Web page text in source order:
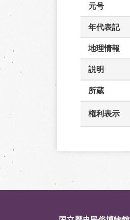
元号
年代表記
地理情報
説明
所蔵
権利表示